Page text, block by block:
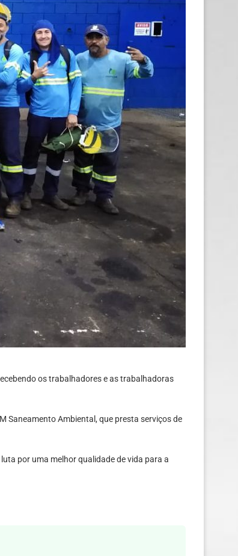
os trabalhadores e as trabalhadoras
Saneamento Ambiental, que presta serviços de
por uma melhor qualidade de vida para a